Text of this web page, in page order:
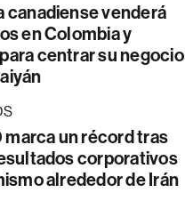
canadiense venderá
en Colombia y
centrar su negocio
un récord tras
corporativos
alrededor de Irán